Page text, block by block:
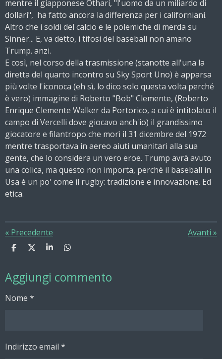
mentre il giapponese Othari, "l'uomo da un miliardo di
dollari", ha fatto ancora la differenza per i californiani.
Altro che i soldi del calcio e le polemiche di merda su
Sinner... E, va detto, i tifosi del baseball non amano
Trump. anzi.
E così, nel corso della trasmissione (stanotte all'una la
diretta del quarto incontro su Sky Sport Uno) è apparsa
più volte l'iconoca (eh sì, lo dico solo questa volta perché
è vero) immagine di Roberto "Bob" Clemente, (Roberto
Enrique Clemente Walker da Portorico, a cui è intitolato il
campo di Vercelli dove giocavo anch'io) il grandissimo
giocatore e filantropo che morì il 31 dicembre del 1972
mentre trasportava in aereo aiuti umanitari alla sua
gente, che lo considera un vero eroe. Trump avrà avuto
una colica, ma questo non importa, perché il baseball in
Usa è un po' come il rugby: tradizione e innovazione. Ed
etica.
« Precedente Avanti »
C
d
i
i
C
d
i
i
C
d
i
C
d
i
Aggiungi commento
Nome *
Indirizzo email *